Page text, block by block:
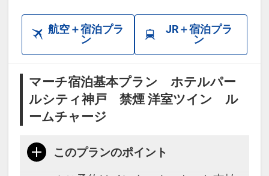
航空＋宿泊プラ
ン
JR＋宿泊プラ
ン
マーチ宿泊基本プラン ホテルパー
ルシティ神戸 禁煙 洋室ツイン ル
ームチャージ
このプランのポイント